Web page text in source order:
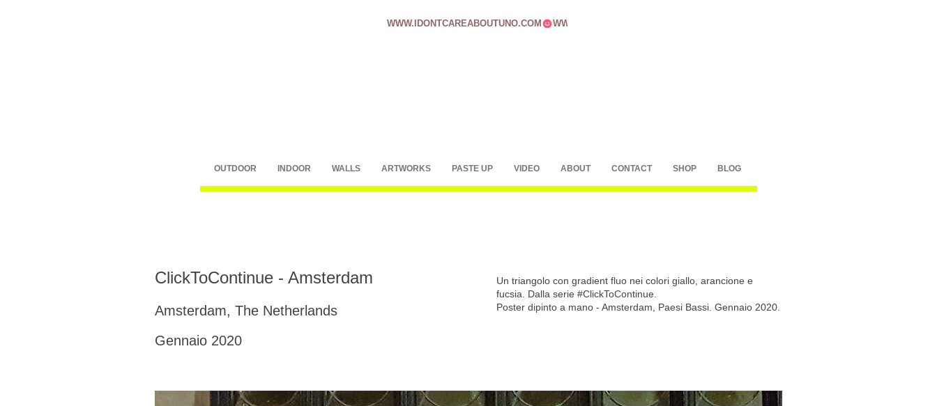
WWW.IDONTCAREABOUTUNO.COM
OUTDOOR INDOOR WALLS ARTWORKS PASTE UP VIDEO ABOUT CONTACT SHOP BLOG
ClickToContinue - Amsterdam
Amsterdam, The Netherlands
Gennaio 2020
Un triangolo con gradient fluo nei colori giallo, arancione e
fucsia. Dalla serie #ClickToContinue.
Poster dipinto a mano - Amsterdam, Paesi Bassi. Gennaio 2020.